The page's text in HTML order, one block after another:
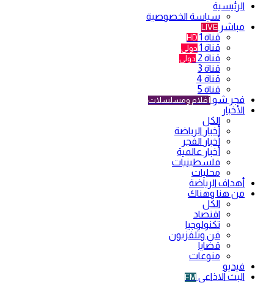
الرئيسية
سياسة الخصوصية
مباشر LIVE
قناة 1 HD
قناة 1 دولي
قناة 2 دولي
قناة 3
قناة 4
قناة 5
فجر شو أفلام ومسلسلات
الأخبار
الكل
أخبار الرياضة
أخبار الفجر
أخبار عالمية
فلسطينيات
محليات
أهداف الرياضة
من هنا وهناك
الكل
اقتصاد
تكنولوجيا
فن وتلفزيون
قضايا
منوعات
فيديو
البث الاذاعي FM